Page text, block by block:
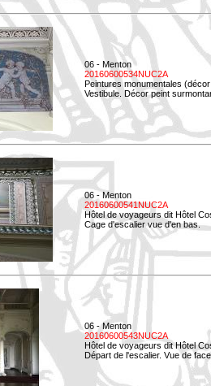
06 - Menton
20160600534NUC2A
Peintures monumentales
Vestibule. Décor peint
06 - Menton
20160600541NUC2A
Hôtel de voyageurs dit Hôtel
Cage d'escalier vue d'en bas.
06 - Menton
20160600543NUC2A
Hôtel de voyageurs dit Hôtel
Départ de l'escalier. Vue de